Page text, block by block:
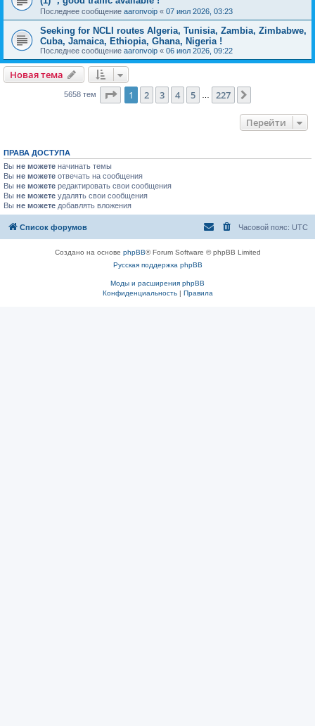
Последнее сообщение aaronvoip « 07 июл 2026, 03:23
Seeking for NCLI routes Algeria, Tunisia, Zambia, Zimbabwe,
Cuba, Jamaica, Ethiopia, Ghana, Nigeria !
Последнее сообщение aaronvoip « 06 июл 2026, 09:22
Новая тема
5658 тем Страница из 227
1 2 3 4 5 227
Перейти
ПРАВА ДОСТУПА
Вы не можете начинать темы
Вы не можете отвечать на сообщения
Вы не можете редактировать свои сообщения
Вы не можете удалять свои сообщения
Вы не можете добавлять вложения
Список форумов Часовой пояс: UTC
Создано на основе phpBB® Forum Software © phpBB Limited
Русская поддержка phpBB
Моды и расширения phpBB
Конфиденциальность| Правила